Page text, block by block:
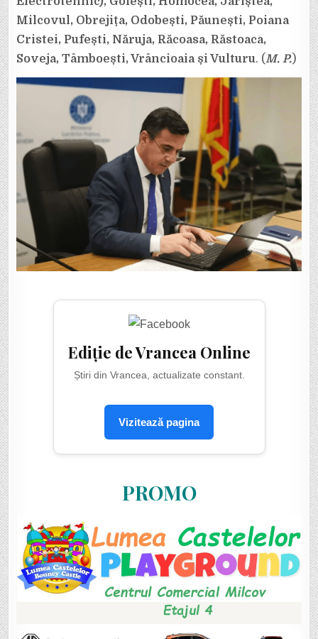
Milcovul, Obrejița, Odobești, Păunești, Poiana
Cristei, Pufești, Năruja, Răcoasa, Răstoaca,
Soveja, Tâmboești, Vrâncioaia și Vulturu. (M. P.)
Ediție de Vrancea Online
Știri din Vrancea, actualizate constant.
Vizitează pagina
PROMO